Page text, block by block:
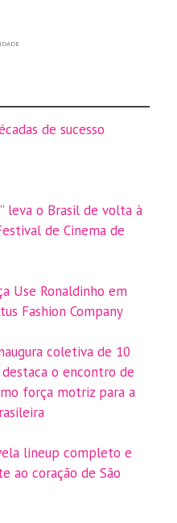
de sucesso
leva o Brasil de volta à
de Cinema de
Use Ronaldinho em
Fashion Company
coletiva de 10
destaca o encontro de
força motriz para a
lineup completo e
ao coração de São